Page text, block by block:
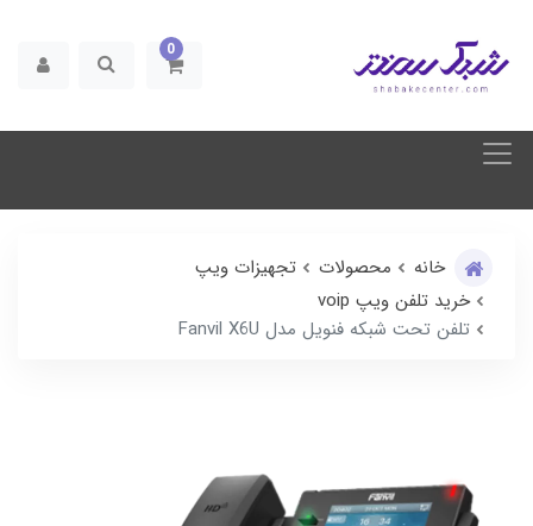
0
خانه محصولات
تجهیزات ویپ
خرید تلفن ویپ voip
تلفن تحت شبکه فنویل مدل Fanvil X6U